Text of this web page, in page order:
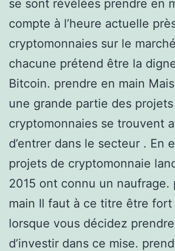
se sont révélées prendre en
compte à l’heure actuelle
cryptomonnaies sur le
chacune prétend être la
Bitcoin. prendre en main
une grande partie des
cryptomonnaies se trouvent
d’entrer dans le secteur . En
projets de cryptomonnaie
2015 ont connu un naufrage.
main Il faut à ce titre être
lorsque vous décidez
d’investir dans ce mise.